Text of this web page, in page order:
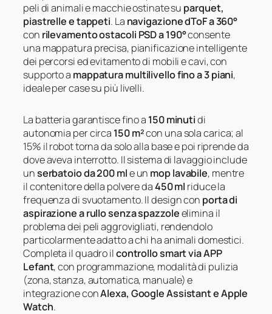
peli di animali e macchie ostinate su parquet,
piastrelle e tappeti. La navigazione dToF a 360°
con rilevamento ostacoli PSD a 190°consente
una mappatura precisa, pianificazione intelligente
dei percorsi ed evitamento di mobili e cavi, con
supporto a mappatura multilivello fino a 3 piani,
ideale per case su più livelli.
La batteria garantisce fino a 150 minutidi
autonomia per circa 150 m²con una sola carica; al
15% il robot torna da solo alla base e poi riprende da
dove aveva interrotto. Il sistema di lavaggio include
unserbatoio da 200 mle un mop lavabile, mentre
il contenitore della polvere da450 ml riduce la
frequenza di svuotamento. Il design con porta di
aspirazione a rullo senza spazzoleelimina il
problema dei peli aggrovigliati, rendendolo
particolarmente adatto a chi ha animali domestici.
Completa il quadro ilcontrollo smart via APP
Lefant, con programmazione, modalità di pulizia
(zona, stanza, automatica, manuale) e
integrazione conAlexa, Google Assistant e Apple
Watch.